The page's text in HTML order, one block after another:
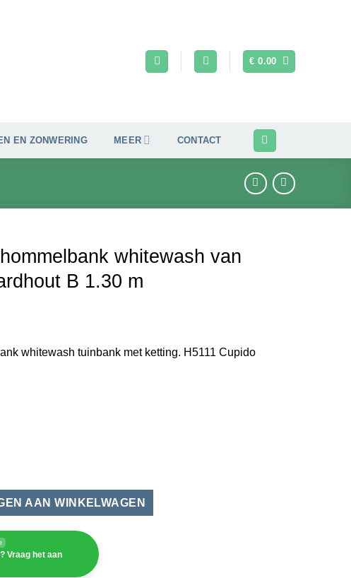
€ 0.00
EN ZONWERING MEER CONTACT
whitewash van
B 1.30 m
whitewash tuinbank met ketting. H5111 Cupido
whitewash van eucalyptus hardhout B 1.30 m aantal
Vraag het aan